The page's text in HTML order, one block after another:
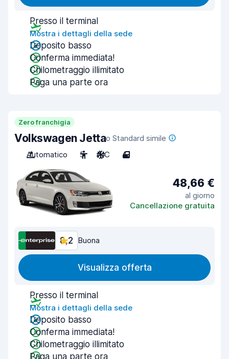
Presso il terminal
Mostra i dettagli della sede
Deposito basso
Conferma immediata!
Chilometraggio illimitato
Paga una parte ora
Zero franchigia
Volkswagen Jettao Standard simile
Automatico
5 A/C 4
48,66 €
al giorno
Cancellazione gratuita
8,2 Buona
Visualizza offerta
Presso il terminal
Mostra i dettagli della sede
Deposito basso
Conferma immediata!
Chilometraggio illimitato
Paga una parte ora